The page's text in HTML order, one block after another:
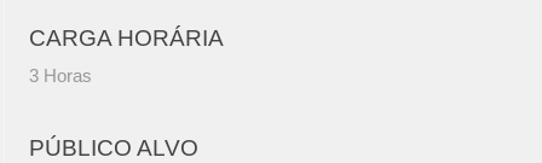
CARGA HORÁRIA
3 Horas
PÚBLICO ALVO